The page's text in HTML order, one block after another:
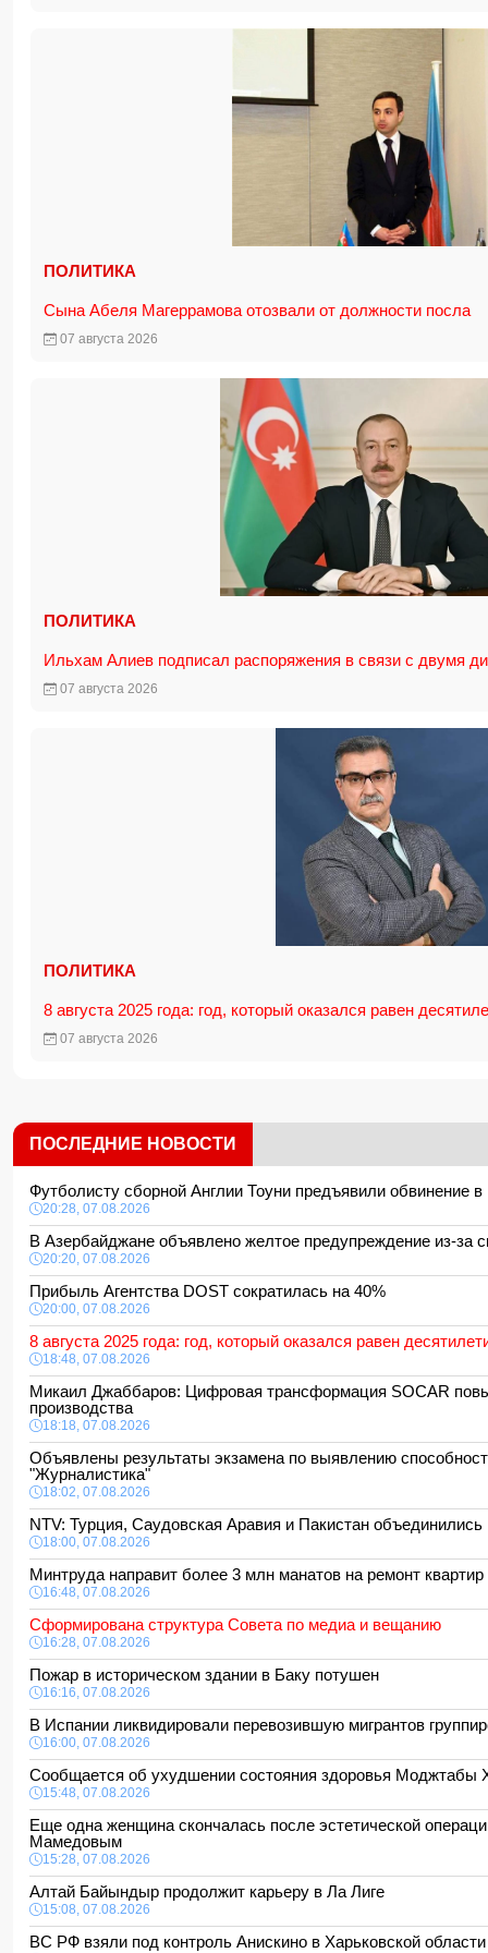
ПОЛИТИКА
Сына Абеля Магеррамова отозвали от должности посла
07 августа 2026
ПОЛИТИКА
Ильхам Алиев подписал распоряжения в связи с двумя
07 августа 2026
ПОЛИТИКА
8 августа 2025 года: год, который оказался равен
07 августа 2026
ПОСЛЕДНИЕ НОВОСТИ
Футболисту сборной Англии Тоуни предъявили обвинение
20:28, 07.08.2026
В Азербайджане объявлено желтое предупреждение из-за
20:20, 07.08.2026
Прибыль Агентства DOST сократилась на 40%
20:00, 07.08.2026
8 августа 2025 года: год, который оказался равен
18:48, 07.08.2026
Микаил Джаббаров: Цифровая трансформация SOCAR
производства
18:18, 07.08.2026
Объявлены результаты экзамена по выявлению
"Журналистика"
18:02, 07.08.2026
NTV: Турция, Саудовская Аравия и Пакистан
18:00, 07.08.2026
Минтруда направит более 3 млн манатов на ремонт
16:48, 07.08.2026
Сформирована структура Совета по медиа и вещанию
16:28, 07.08.2026
Пожар в историческом здании в Баку потушен
16:16, 07.08.2026
В Испании ликвидировали перевозившую мигрантов
16:00, 07.08.2026
Сообщается об ухудшении состояния здоровья
15:48, 07.08.2026
Еще одна женщина скончалась после эстетической
Мамедовым
15:28, 07.08.2026
Алтай Байындыр продолжит карьеру в Ла Лиге
15:08, 07.08.2026
ВС РФ взяли под контроль Анискино в Харьковской